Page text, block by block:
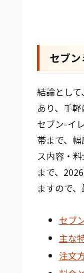
セブン
結論とし
あり、手
セブン-イ
帯まで、
ス内容・
まで、
ますので
セブ
主な
注文